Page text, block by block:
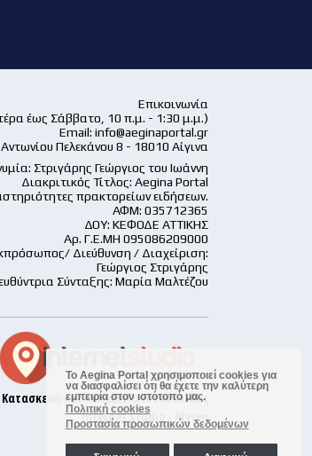
Το Aegina Portal χρησιμοποιεί cookies για
να διασφαλίσει ότι θα έχετε την καλύτερη
εμπειρία στον ιστότοπό μας.
Πολιτική cookies
Προστασία προσωπικών δεδομένων
Επικοινωνία
έως Σάββατο, 10 π.μ. - 1:30 μ.μ.)
Email: info@aeginaportal.gr
Πελεκάνου 8 - 18010 Αίγινα
Στριγάρης Γεώργιος του Ιωάννη
Διακριτικός Τίτλος: Aegina Portal
πρακτορείων ειδήσεων.
ΑΦΜ: 035712365
ΔΟΥ: ΚΕΦΟΔΕ ΑΤΤΙΚΗΣ
Αρ. Γ.Ε.ΜΗ 095086209000
Διεύθυνση / Διαχείριση:
Γεώργιος Στριγάρης
Σύνταξης: Μαρία Μαλτέζου
Κατασκευή και Φιλοξενία Ιστοσελίδας
Internet Studio - Αίγινα